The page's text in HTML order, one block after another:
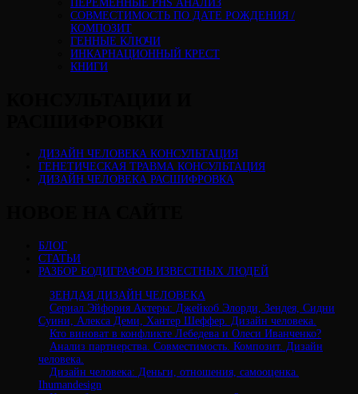
ПЕРЕМЕННЫЕ PHS АНАЛИЗ
CОВМЕСТИМОСТЬ ПО ДАТЕ РОЖДЕНИЯ /
КОМПОЗИТ
ГЕННЫЕ КЛЮЧИ
ИНКАРНАЦИОННЫЙ КРЕСТ
КНИГИ
ДИЗАЙН ЧЕЛОВЕКА КОНСУЛЬТАЦИЯ
ГЕНЕТИЧЕСКАЯ ТРАВМА КОНСУЛЬТАЦИЯ
ДИЗАЙН ЧЕЛОВЕКА РАСШИФРОВКА
БЛОГ
СТАТЬИ
РАЗБОР БОДИГРАФОВ ИЗВЕСТНЫХ ЛЮДЕЙ
ЗЕНДАЯ ДИЗАЙН ЧЕЛОВЕКА
Сериал Эйфория Актеры: Джейкоб Элорди, Зендея, Сидни
Суини, Алекса Деми, Хантер Шеффер. Дизайн человека.
Кто виноват в конфликте Лебедева и Олеси Иванченко?
Анализ партнерства. Совместимость. Композит. Дизайн
человека.
Дизайн человека: Деньги, отношения, самооценка.
Ihumandesign